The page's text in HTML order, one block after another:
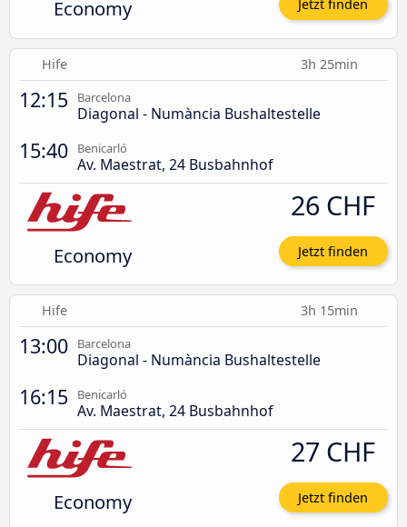
Economy Jetzt finden
Hife 3h 25min
12:15 Barcelona
Diagonal - Numància Bushaltestelle
15:40 Benicarló
Av. Maestrat, 24 Busbahnhof
Economy
26 CHF
Jetzt finden
Hife 3h 15min
13:00 Barcelona
Diagonal - Numància Bushaltestelle
16:15 Benicarló
Av. Maestrat, 24 Busbahnhof
Economy
27 CHF
Jetzt finden